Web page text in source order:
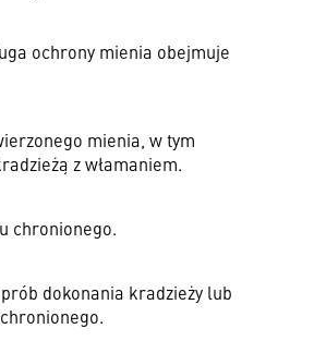
ochrony mienia obejmuje
mienia, w tym
z włamaniem.
chronionego.
dokonania kradzieży lub